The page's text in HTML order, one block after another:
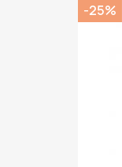
-25%